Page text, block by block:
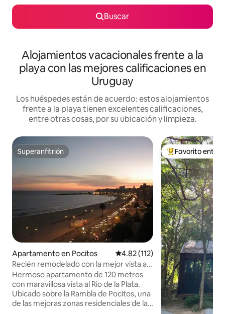
Buscar
Alojamientos vacacionales frente a la
playa con las mejores calificaciones en
Uruguay
Los huéspedes están de acuerdo: estos alojamientos
frente a la playa tienen excelentes calificaciones,
entre otras cosas, por su ubicación y limpieza.
Superanfitrión
Superanfitrión
Apartamento en Pocitos Calificación promedio: 4.82 de
4.82 (112)
Recién remodelado con la mejor vista a
la bahía
Hermoso apartamento de 120 metros
con maravillosa vista al Rio de la Plata.
Ubicado sobre la Rambla de Pocitos, una
de las mejoras zonas residenciales de la
Favorito entre
Favorito entre